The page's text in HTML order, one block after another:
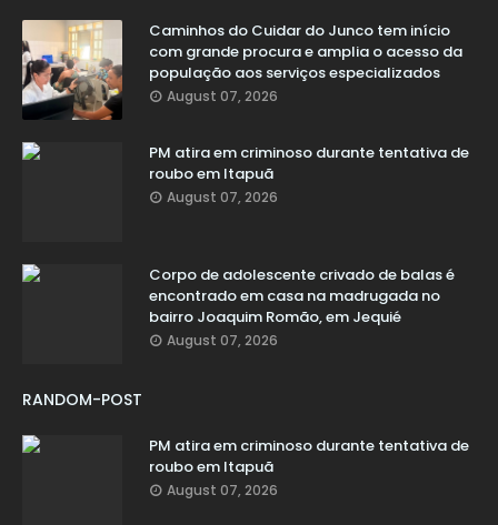
Caminhos do Cuidar do Junco tem início
com grande procura e amplia o acesso da
população aos serviços especializados
August 07, 2026
PM atira em criminoso durante tentativa de
roubo em Itapuã
August 07, 2026
Corpo de adolescente crivado de balas é
encontrado em casa na madrugada no
bairro Joaquim Romão, em Jequié
August 07, 2026
RANDOM-POST
PM atira em criminoso durante tentativa de
roubo em Itapuã
August 07, 2026